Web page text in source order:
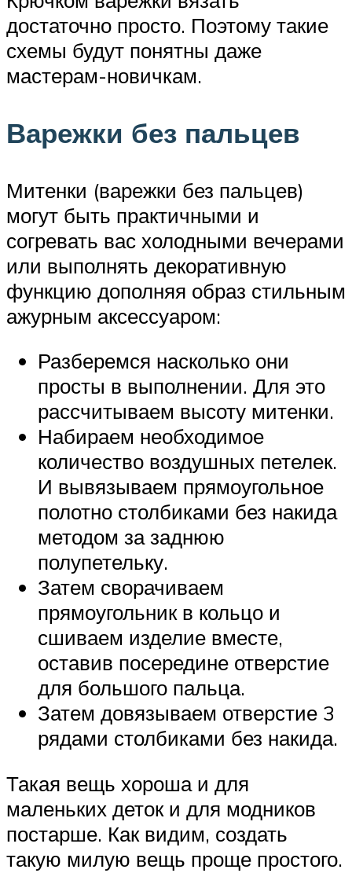
достаточно просто. Поэтому такие
схемы будут понятны даже
мастерам-новичкам.
Варежки без пальцев
Митенки (варежки без пальцев)
могут быть практичными и
согревать вас холодными вечерами
или выполнять декоративную
функцию дополняя образ стильным
ажурным аксессуаром:
Разберемся насколько они
просты в выполнении. Для это
рассчитываем высоту митенки.
Набираем необходимое
количество воздушных петелек.
И вывязываем прямоугольное
полотно столбиками без накида
методом за заднюю
полупетельку.
Затем сворачиваем
прямоугольник в кольцо и
сшиваем изделие вместе,
оставив посередине отверстие
для большого пальца.
Затем довязываем отверстие 3
рядами столбиками без накида.
Такая вещь хороша и для
маленьких деток и для модников
постарше. Как видим, создать
такую милую вещь проще простого.